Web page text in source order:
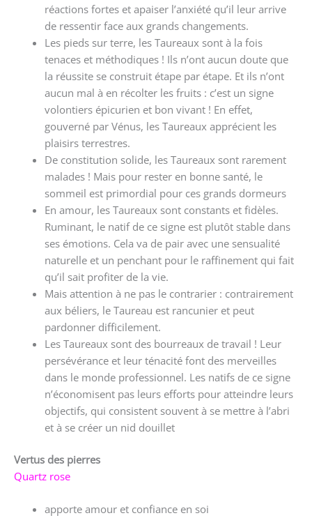
réactions fortes et apaiser l’anxiété qu’il leur arrive
de ressentir face aux grands changements.
Les pieds sur terre, les Taureaux sont à la fois
tenaces et méthodiques ! Ils n’ont aucun doute que
la réussite se construit étape par étape. Et ils n’ont
aucun mal à en récolter les fruits : c’est un signe
volontiers épicurien et bon vivant ! En effet,
gouverné par Vénus, les Taureaux apprécient les
plaisirs terrestres.
De constitution solide, les Taureaux sont rarement
malades ! Mais pour rester en bonne santé, le
sommeil est primordial pour ces grands dormeurs
En amour, les Taureaux sont constants et fidèles.
Ruminant, le natif de ce signe est plutôt stable dans
ses émotions. Cela va de pair avec une sensualité
naturelle et un penchant pour le raffinement qui fait
qu’il sait profiter de la vie.
Mais attention à ne pas le contrarier : contrairement
aux béliers, le Taureau est rancunier et peut
pardonner difficilement.
Les Taureaux sont des bourreaux de travail ! Leur
persévérance et leur ténacité font des merveilles
dans le monde professionnel. Les natifs de ce signe
n’économisent pas leurs efforts pour atteindre leurs
objectifs, qui consistent souvent à se mettre à l’abri
et à se créer un nid douillet
Vertus des pierres
Quartz rose
apporte amour et confiance en soi